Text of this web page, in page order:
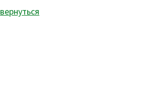
вернуться